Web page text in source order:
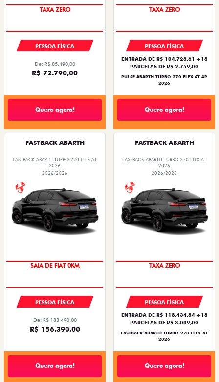
PREÇO IMPERDÍVEL
PESSOA FÍSICA
De: R$ 85.490,00
R$ 72.790,00
Quero agora!
SAIA DE FIAT 0KM
PESSOA FÍSICA
ENTRADA DE R$ 104.728,61 +18
PARCELAS DE R$ 2.759,00
PULSE ABARTH TURBO 270 FLEX AT 4P
2026
Quero agora!
FASTBACK ABARTH
FASTBACK ABARTH TURBO 270 FLEX AT
2026
2026/2026
PESSOA FÍSICA
De: R$ 183.490,00
R$ 156.390,00
Quero agora!
FASTBACK ABARTH
FASTBACK ABARTH TURBO 270 FLEX AT
2026
2026/2026
SAIA DE FIAT 0KM
PESSOA FÍSICA
ENTRADA DE R$ 118.434,84 +18
PARCELAS DE R$ 3.089,00
FASTBACK ABARTH TURBO 270 FLEX AT
2026
Quero agora!